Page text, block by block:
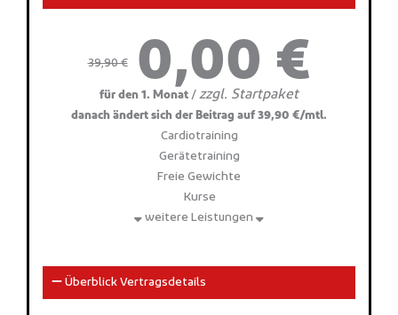
39,90 € 0,00 €
für den 1. Monat / zzgl. Startpaket
danach ändert sich der Beitrag auf 39,90 €/mtl.
Cardiotraining
Gerätetraining
Freie Gewichte
Kurse
weitere Leistungen
Überblick Vertragsdetails